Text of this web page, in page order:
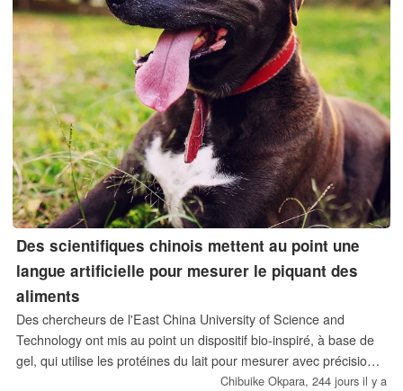
Des scientifiques chinois mettent au point une
langue artificielle pour mesurer le piquant des
aliments
Des chercheurs de l'East China University of Science and
Technology ont mis au point un dispositif bio-inspiré, à base de
gel, qui utilise les protéines du lait pour mesurer avec précision
le piquant, ce qui pourrait donner aux robots humanoïdes le
Chibuike Okpara, 244 jours il y a